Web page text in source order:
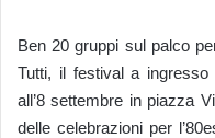
Ben 20 gruppi sul palco
Tutti, il festival a
all’8 settembre in piazza
delle celebrazioni per